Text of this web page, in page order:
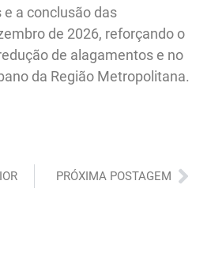
a conclusão das
de 2026, reforçando o
de alagamentos e no
da Região Metropolitana.
PRÓXIMA POSTAGEM